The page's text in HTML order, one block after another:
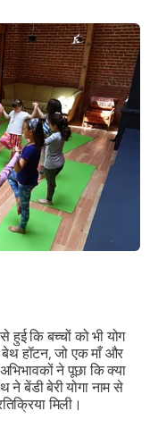
से हुई किबच्चों को भी योग
हॉटन, जो एक माँ और
ने पूछा कि क्या
बेंडी बेरी योगा नाम से
मिली।